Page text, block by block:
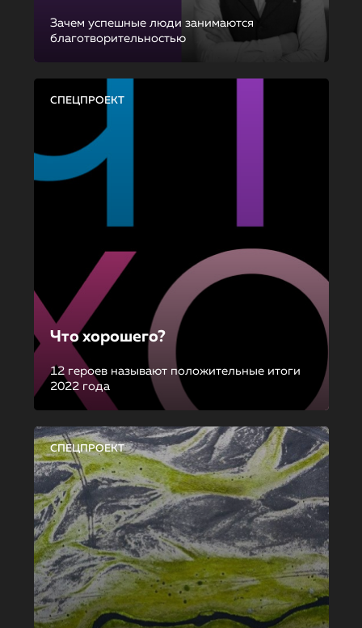
Зачем успешные люди занимаются
благотворительностью
СПЕЦПРОЕКТ
Что хорошего?
12 героев называют положительные итоги
2022 года
СПЕЦПРОЕКТ